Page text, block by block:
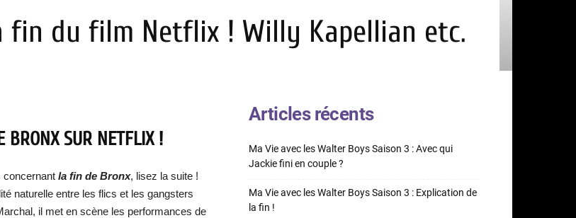
fin du film Netflix ! Willy Kapellian etc.
BRONX SUR NETFLIX !
concernant la fin de Bronx, lisez la suite !
naturelle entre les flics et les gangsters
il met en scène les performances de
Articles récents
Ma Vie avec les Walter Boys Saison 3 : Avec qui
Jackie fini en couple ?
Ma Vie avec les Walter Boys Saison 3 : Explication de
la fin !